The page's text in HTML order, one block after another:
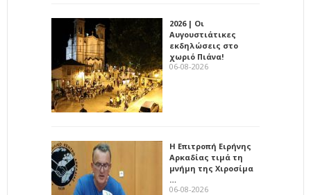
2026 | Οι
Αυγουστιάτικες
εκδηλώσεις στο
χωριό Πιάνα!
06-08-2026
Η Επιτροπή Ειρήνης
Αρκαδίας τιμά τη
μνήμη της Χιροσίμα
…
06-08-2026